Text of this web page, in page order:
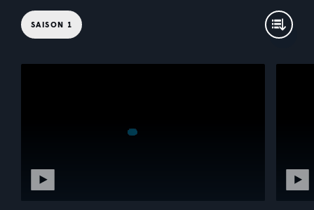
SAISON 1